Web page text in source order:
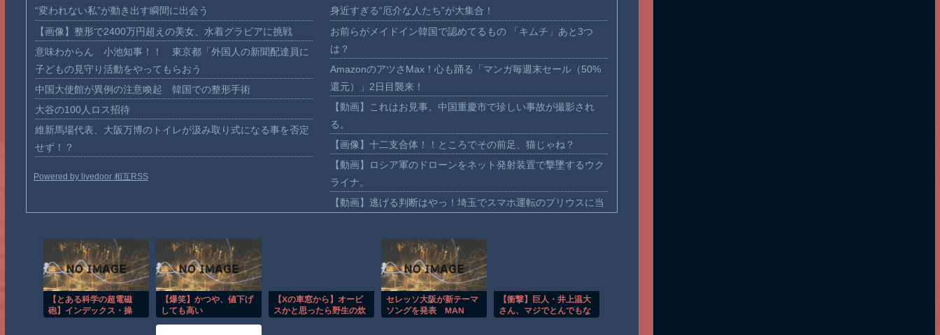
“変われない私”が動き出す瞬間に出会う
【画像】整形で2400万円超えの美女、水着グラビアに挑戦
意味わからん 小池知事！！ 東京都「外国人の新聞配達員に
子どもの見守り活動をやってもらおう
中国大使館が異例の注意喚起 韓国での整形手術
大谷の100人ロス招待
維新馬場代表、大阪万博のトイレが汲み取り式になる事を否定
せず！？
Powered by livedoor 相互RSS
身近すぎる“厄介な人たち”が大集合！
お前らがメイドイン韓国で認めてるもの 「キムチ」あと3つ
は？
AmazonのアツさMax！心も踊る「マンガ毎週末セール（50%
還元）」2日目襲来！
【動画】これはお見事。中国重慶市で珍しい事故が撮影され
る。
【画像】十二支合体！！ところでその前足、猫じゃね？
【動画】ロシア軍のドローンをネット発射装置で撃墜するウク
ライナ。
【動画】逃げる判断はやっ！埼玉でスマホ運転のプリウスに当
【動画】よく助けられたな。岐阜の川で外国人が溺れてしまう
渡邊渚さん「私がPTSDと診断された当時、世間はまだPTSDと
いう言葉は浸透されていませんでした」
【動画】自動ドアの仕組みを理解した富山のツバメが賢い。
【とある科学の超電磁
砲】インデックス・操
【爆笑】かつや、値下げ
しても高い
【Xの車窓から】オービ
スかと思ったら野生の炊
セレッソ大阪が新テーマ
ソングを発表 MAN
【衝撃】巨人・井上温大
さん、マジでとんでもな